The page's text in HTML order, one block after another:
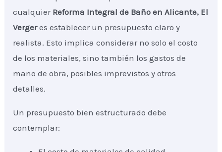
cualquier Reforma Integral de Baño en Alicante, El
Vergeres establecer un presupuesto claro y
realista. Esto implica considerar no solo el costo
de los materiales, sino también los gastos de
mano de obra, posibles imprevistos y otros
detalles.
Un presupuesto bien estructurado debe
contemplar: